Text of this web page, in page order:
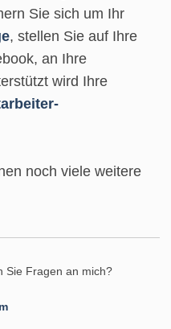
Sie sich um Ihr
, stellen Sie auf Ihre
an Ihre
wird Ihre
noch viele weitere
Sie Fragen an mich?